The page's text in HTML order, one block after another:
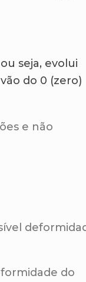
seja, evolui
do 0 (zero)
e não
do